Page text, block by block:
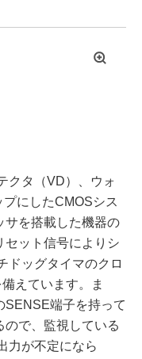
拡
クタ（VD）、ウォ
にしたCMOSシス
サを搭載した機器の
セット信号によりシ
ドッグタイマのクロ
えています。ま
SENSE端子を持って
ので、監視している
力が不定になら